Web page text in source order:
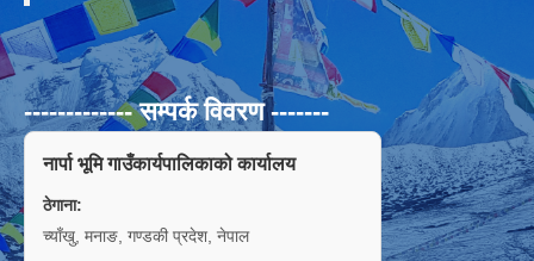
------------- सम्पर्क विवरण -------
नार्पा भूमि गाउँकार्यपालिकाको कार्यालय
ठेगाना:
च्याँखु, मनाङ, गण्डकी प्रदेश, नेपाल